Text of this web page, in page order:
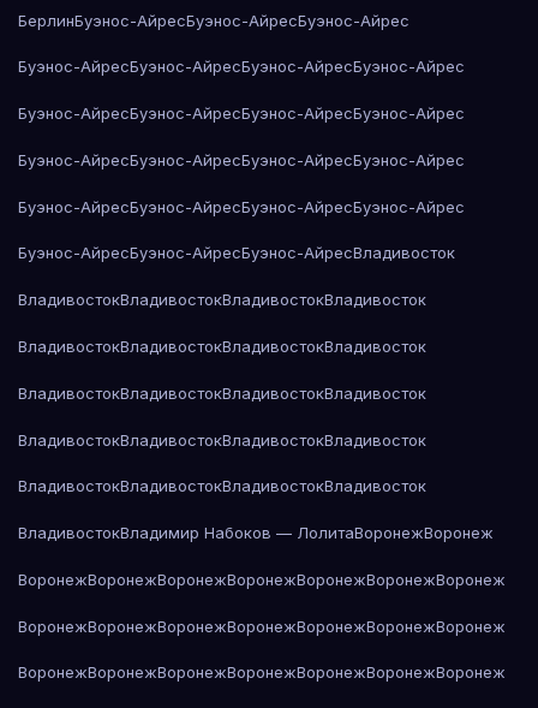
БерлинБуэнос-АйресБуэнос-АйресБуэнос-Айрес
Буэнос-АйресБуэнос-АйресБуэнос-АйресБуэнос-Айрес
Буэнос-АйресБуэнос-АйресБуэнос-АйресБуэнос-Айрес
Буэнос-АйресБуэнос-АйресБуэнос-АйресБуэнос-Айрес
Буэнос-АйресБуэнос-АйресБуэнос-АйресБуэнос-Айрес
Буэнос-АйресБуэнос-АйресБуэнос-АйресВладивосток
ВладивостокВладивостокВладивостокВладивосток
ВладивостокВладивостокВладивостокВладивосток
ВладивостокВладивостокВладивостокВладивосток
ВладивостокВладивостокВладивостокВладивосток
ВладивостокВладивостокВладивостокВладивосток
ВладивостокВладимир Набоков — ЛолитаВоронежВоронеж
ВоронежВоронежВоронежВоронежВоронежВоронежВоронеж
ВоронежВоронежВоронежВоронежВоронежВоронежВоронеж
ВоронежВоронежВоронежВоронежВоронежВоронежВоронеж